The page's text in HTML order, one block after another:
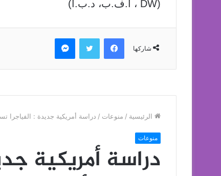
(DW ، أ.ف.ب، د.ب.أ)
شاركها
فيسبوك تويتر ماسنجر